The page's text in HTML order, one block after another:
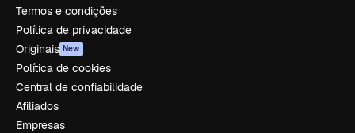
Termos e condições
Política de privacidade
Originais New
Política de cookies
Central de confiabilidade
Afiliados
Empresas